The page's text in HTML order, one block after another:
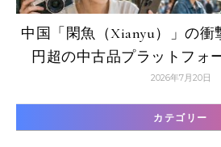
中国「閑魚（Xianyu）」の衝
円超の中古品プラットフォ
2026年7月20日
カテゴリー